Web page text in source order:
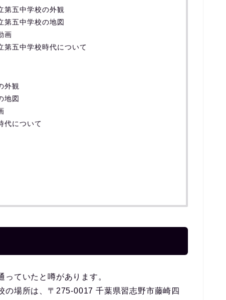
第五中学校の外観
第五中学校の地図
画
第五中学校時代について
外観
地図
代について
っていたと噂があります。
の場所は、〒275-0017 千葉県習志野市藤崎四